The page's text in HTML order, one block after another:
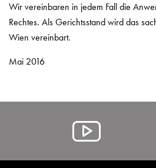
Wir vereinbaren in jedem Fall die
Rechtes. Als Gerichtsstand wird das
Wien vereinbart.
Mai 2016
Alcar